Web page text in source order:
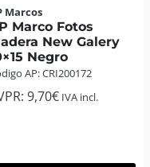
Marcos
Marco Fotos
New Galery
Negro
AP: CRI200172
9,70€ IVA incl.